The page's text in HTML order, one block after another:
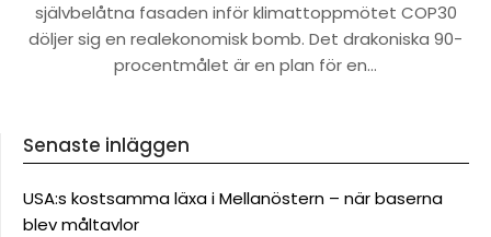
självbelåtna fasaden inför klimattoppmötet COP30
döljer sig en realekonomisk bomb. Det drakoniska 90-
procentmålet är en plan för en…
Senaste inläggen
USA:s kostsamma läxa i Mellanöstern – när baserna
blev måltavlor